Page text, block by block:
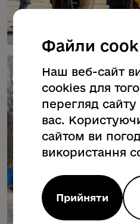
Файли
Наш веб-сайт
cookies для
перегляд
вас.
сайтом ви
використання
Прийняти